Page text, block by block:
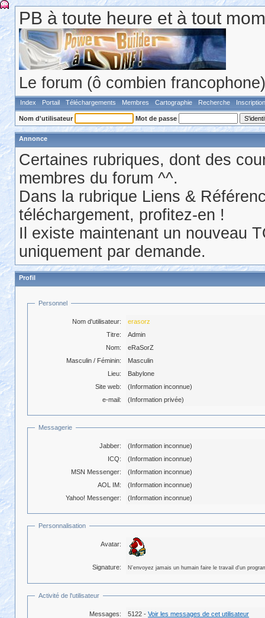
PB à toute heure et à tout
Le forum (ô combien
Index Portail Téléchargements Membres Cartographie Recherche Inscription
Nom d'utilisateur Mot de passe
Annonce
Certaines rubriques, dont des
membres du forum ^^.
Dans la rubrique Liens &
téléchargement, profitez-en !
Il existe maintenant un nouveau
uniquement par demande.
Profil
Personnel
Nom d'utilisateur:
erasorz
Titre:
Admin
Nom:
eRaSorZ
Masculin / Féminin:
Masculin
Lieu:
Babylone
Site web:
(Information inconnue)
e-mail:
(Information privée)
Messagerie
Jabber:
(Information inconnue)
ICQ:
(Information inconnue)
MSN Messenger:
(Information inconnue)
AOL IM:
(Information inconnue)
Yahoo! Messenger:
(Information inconnue)
Personnalisation
Avatar:
Signature: N'envoyez jamais un humain faire le travail d'un
Activité de l'utilisateur
Messages: 5122 - Voir les messages de cet utilisateur